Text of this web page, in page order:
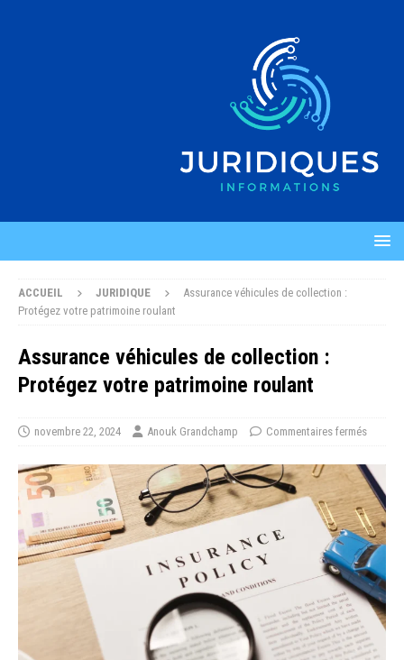
ACCUEIL JURIDIQUE
Assurance véhicules de collection :
Protégez votre patrimoine roulant
Assurance véhicules de collection :
Protégez votre patrimoine roulant
novembre 22, 2024 Anouk Grandchamp Commentaires fermés